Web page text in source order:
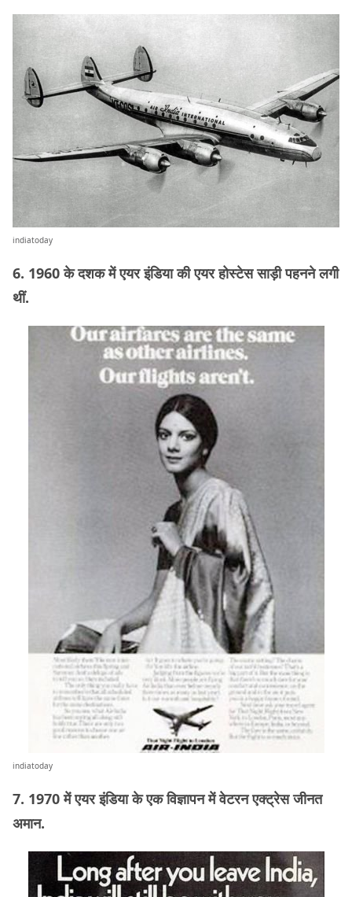
indiatoday
6. 1960 के दशक में एयर इंडिया की एयर होस्टेस साड़ी पहनने लगी
थीं.
indiatoday
7. 1970 में एयर इंडिया के एक विज्ञापन में वेटरन एक्ट्रेस जीनत
अमान.